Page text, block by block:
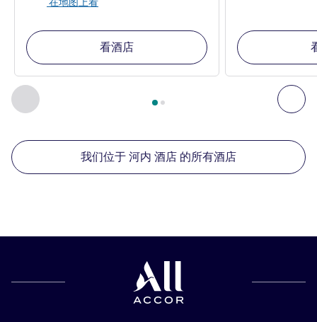
上一个 - 我们在附近的其他酒店 下
第 1页，共 , 我们在附近的其他酒店 1 :, 我们在附近的
在地图上看
看酒店
我们位于 河内 酒店 的所有酒店